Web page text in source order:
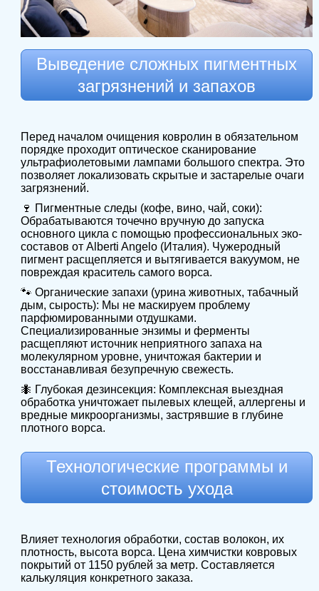
Выведение сложных пигментных
загрязнений и запахов
Перед началом очищения ковролин в обязательном
порядке проходит оптическое сканирование
ультрафиолетовыми лампами большого спектра. Это
позволяет локализовать скрытые и застарелые очаги
загрязнений.
🍷 Пигментные следы (кофе, вино, чай, соки):
Обрабатываются точечно вручную до запуска
основного цикла с помощью профессиональных эко-
составов от Alberti Angelo (Италия). Чужеродный
пигмент расщепляется и вытягивается вакуумом, не
повреждая краситель самого ворса.
🐾 Органические запахи (урина животных, табачный
дым, сырость): Мы не маскируем проблему
парфюмированными отдушками.
Специализированные энзимы и ферменты
расщепляют источник неприятного запаха на
молекулярном уровне, уничтожая бактерии и
восстанавливая безупречную свежесть.
🐜 Глубокая дезинсекция: Комплексная выездная
обработка уничтожает пылевых клещей, аллергены и
вредные микроорганизмы, застрявшие в глубине
плотного ворса.
Технологические программы и
стоимость ухода
Влияет технология обработки, состав волокон, их
плотность, высота ворса. Цена химчистки ковровых
покрытий от 1150 рублей за метр. Составляется
калькуляция конкретного заказа.